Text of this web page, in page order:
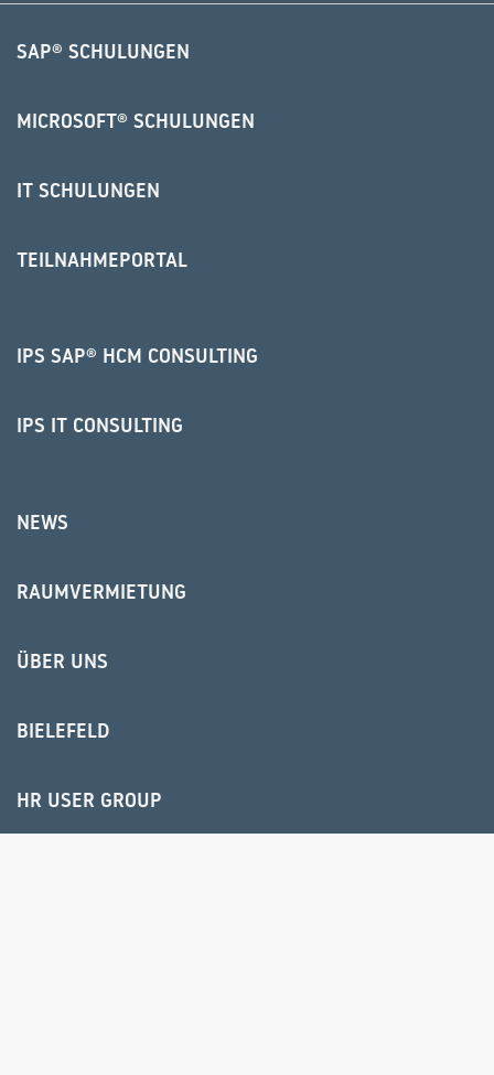
SAP® SCHULUNGEN
MICROSOFT® SCHULUNGEN
IT SCHULUNGEN
TEILNAHMEPORTAL
IPS SAP® HCM CONSULTING
IPS IT CONSULTING
NEWS
RAUMVERMIETUNG
ÜBER UNS
BIELEFELD
HR USER GROUP